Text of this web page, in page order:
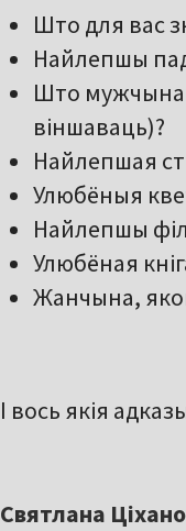
Што для вас
Найлепшы
Што
віншаваць)?
Найлепшая
Улюбёныя
Найлепшы
Улюбёная
Жанчына,
І вось якія
Святлана